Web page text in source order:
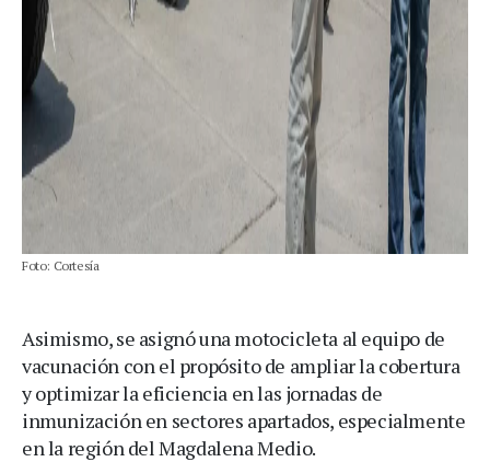
Foto: Cortesía
Asimismo, se asignó una motocicleta al equipo de
vacunación con el propósito de ampliar la cobertura
y optimizar la eficiencia en las jornadas de
inmunización en sectores apartados, especialmente
en la región del Magdalena Medio.